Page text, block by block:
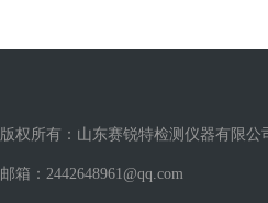
版权所有：山东赛锐特检测仪器有限公
邮箱：2442648961@qq.com